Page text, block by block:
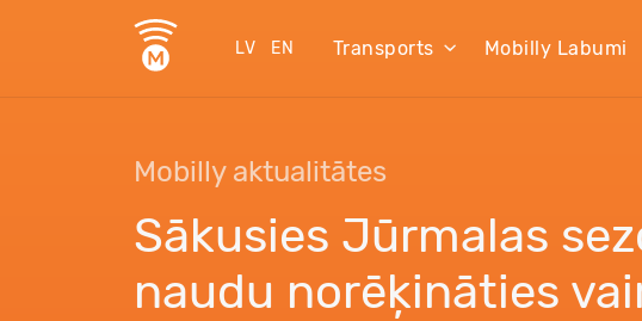
LV EN Transports Mobilly Labumi
Mobilly aktualitātes
Sākusies Jūrmalas
naudu norēķināties